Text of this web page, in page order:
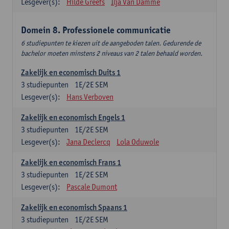
Domein 8. Professionele communicatie
6 studiepunten te kiezen uit de aangeboden talen. Gedurende de
bachelor moeten minstens 2 niveaus van 2 talen behaald worden.
Zakelijk en economisch Duits 1
1E/2E SEM
3 studiepunten
Lesgever(s):
Hans Verboven
Zakelijk en economisch Engels 1
1E/2E SEM
3 studiepunten
Lesgever(s):
Jana Declercq Lola Oduwole
Zakelijk en economisch Frans 1
1E/2E SEM
3 studiepunten
Lesgever(s):
Pascale Dumont
Zakelijk en economisch Spaans 1
1E/2E SEM
3 studiepunten